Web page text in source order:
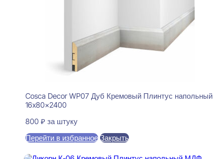
Cosca Decor WP07 Дуб Кремовый Плинтус напольный
16x80x2400
800 ₽ за штуку
Перейти в избранное Закрыть